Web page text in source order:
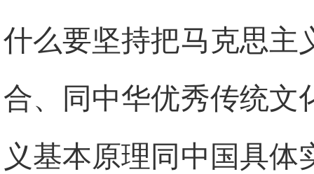
什么要坚持把马克思主
合、同中华优秀传统文
义基本原理同中国具